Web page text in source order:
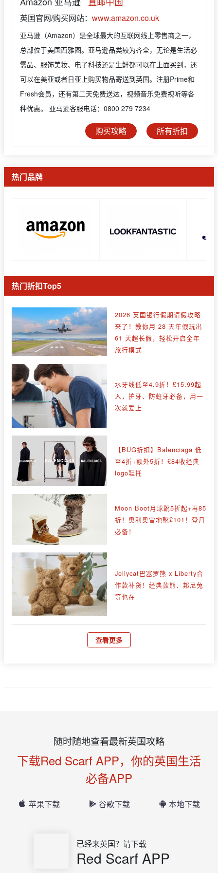
英国官网/购买网站： www.amazon.co.uk
亚马逊（Amazon）是全球最大的互联网线上零售商之一，
总部位于美国西雅图。亚马逊品类较为齐全，无论是生活必
需品、服饰美妆、电子科技还是生鲜都可以在上面买到，还
可以在美亚或者日亚上购买物品寄送到英国。注册Prime和
Fresh会员，还有第二天免费送达，视频音乐免费视听等各
种优惠。 亚马逊客服电话：0800 279 7234
购买攻略 所有折扣
热门品牌
热门折扣Top5
2026 英国银行假期请假攻略
来了！教你用 28 天年假玩出
61 天超长假，轻松开启全年
旅行模式
水牙线低至4.9折！£15.99起
入，护牙、防蛀牙必备，用一
次就爱上
【BUG折扣】Balenciaga 低
至4折+额外5折！£84收经典
logo鞋托
Moon Boot月球靴5折起+再85
折！奥利奥雪地靴£101！登月
必备！
Jellycat巴塞罗熊 x Liberty合
作款补货！经典款熊、邦尼兔
等也在
查看更多
随时随地查看最新英国攻略
下载Red Scarf APP，你的英国生活
必备APP
苹果下载 谷歌下载 本地下载
已经来英国？请下载
Red Scarf APP